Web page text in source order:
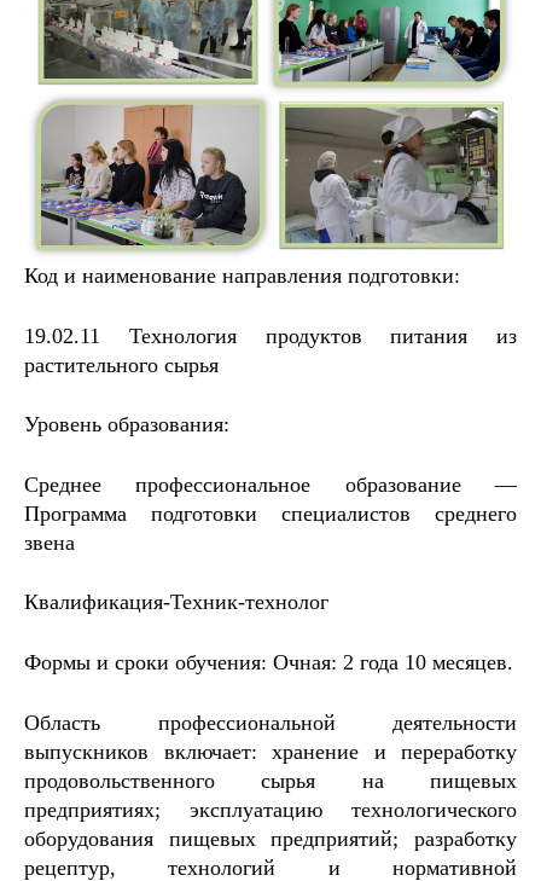
Код и наименование направления подготовки:
19.02.11 Технология продуктов питания из
растительного сырья
Уровень образования:
Среднее профессиональное образование —
Программа подготовки специалистов среднего
звена
Квалификация-Техник-технолог
Формы и сроки обучения: Очная: 2 года 10 месяцев.
Область профессиональной деятельности
выпускников включает: хранение и переработку
продовольственного сырья на пищевых
предприятиях; эксплуатацию технологического
оборудования пищевых предприятий; разработку
рецептур, технологий и нормативной